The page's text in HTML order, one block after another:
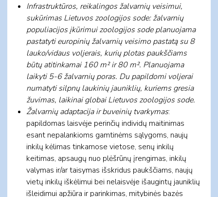
Infrastruktūros, reikalingos žalvarnių veisimui,
sukūrimas Lietuvos zoologijos sode: žalvarnių
populiacijos įkūrimui zoologijos sode planuojama
pastatyti europinių žalvarnių veisimo pastatą su 8
lauko/vidaus voljerais, kurių plotas paukščiams
būtų atitinkamai 160 m² ir 80 m². Planuojama
laikyti 5-6 žalvarnių poras. Du papildomi voljerai
numatyti silpnų laukinių jauniklių, kuriems gresia
žuvimas, laikinai globai Lietuvos zoologijos sode.
Žalvarnių adaptacijair buveinių tvarkymas:
papildomas laisvėje perinčių individų maitinimas
esant nepalankioms gamtinėms sąlygoms, naujų
inkilų kėlimas tinkamose vietose, senų inkilų
keitimas, apsaugų nuo plėšrūnų įrengimas, inkilų
valymas ir/ar taisymas išskridus paukščiams, naujų
vietų inkilų iškėlimui bei nelaisvėje išaugintų jauniklių
išleidimui apžiūra ir parinkimas, mitybinės bazės